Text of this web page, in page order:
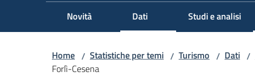
Novità Dati Studi e analisi
Home / Statistiche per temi / Turismo / Dati /
Forlì-Cesena